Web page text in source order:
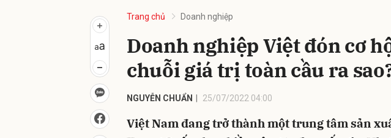
Trang chủ Doanh nghiệp
Doanh nghiệp Việt đón cơ
chuỗi giá trị toàn cầu ra
NGUYỄN CHUẨN 25/07/2022 04:00
Việt Nam đang trở thành một trung tâm sản